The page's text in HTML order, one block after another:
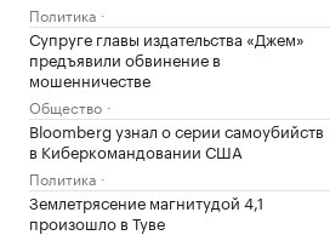
Политика
Супруге главы издательства «Джем»
предъявили обвинение в
мошенничестве
Общество
Bloomberg узнал о серии самоубийств
в Киберкомандовании США
Политика
Землетрясение магнитудой 4,1
произошло в Туве